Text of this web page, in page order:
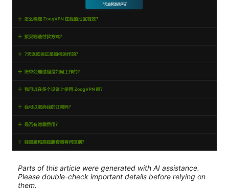
Parts of this article were generated with AI assistance.
Please double-check important details before relying on
them.